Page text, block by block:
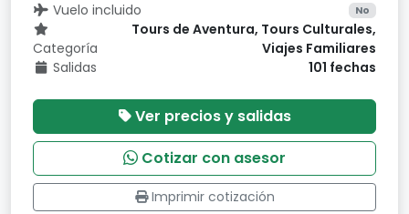
Vuelo incluido No
Categoría
Tours de Aventura, Tours Culturales,
Viajes Familiares
Salidas
101 fechas
Ver precios y salidas
Cotizar con asesor
Imprimir cotización